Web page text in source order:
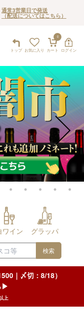
通常3営業日で発送
（配送についてはこちら）
トップ お気に入り
0
カート ログイン
ワイン グラッパ
検索
｜〆切：8/18）
▶︎
上